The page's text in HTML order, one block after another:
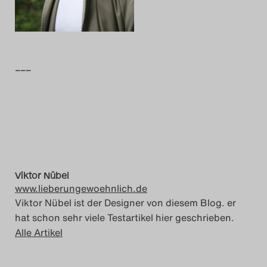
Das Theatertreffen-Blog
Das Theatertreffen-Blog
2017
Das Theatertreffen-Blog
–––
Viktor Nübel
www.lieberungewoehnlich.de
Viktor Nübel ist der Designer von diesem Blog. er
hat schon sehr viele Testartikel hier geschrieben.
Alle Artikel